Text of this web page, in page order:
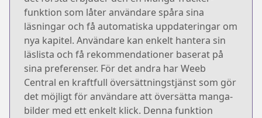
funktion som låter användare spåra sina
läsningar och få automatiska uppdateringar om
nya kapitel. Användare kan enkelt hantera sin
läslista och få rekommendationer baserat på
sina preferenser. För det andra har Weeb
Central en kraftfull översättningstjänst som gör
det möjligt för användare att översätta manga-
bilder med ett enkelt klick. Denna funktion